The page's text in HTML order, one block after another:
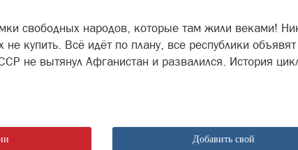
свободных народов, которые там жили веками!
не купить. Всё идёт по плану, все республики
не вытянул Афганистан и развалился. История
Добавить свой